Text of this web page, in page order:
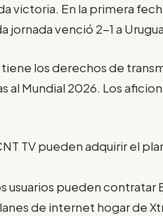
victoria. En la primera
jornada venció 2-1 a
tiene los derechos de
al Mundial 2026. Los
TV pueden adquirir el
usuarios pueden contratar
de internet hogar de